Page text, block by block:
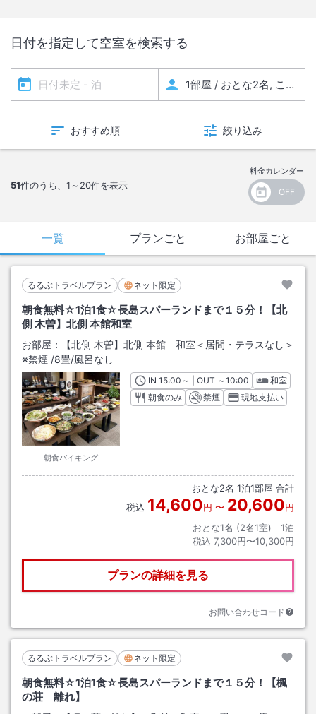
日付を指定して空室を検索する
おすすめ順 絞り込み
51件のうち、 1～20件を表示
料金カレンダー
一覧 プランごと お部屋ごと
るるぶトラベルプラン ネット限定
朝食無料☆1泊1食☆長島スパーランドまで１５分！【北
側 木曽】北側 本館和室
お部屋：
【北側 木曽】北側 本館 和室＜居間・テラスなし＞
※禁煙 /8畳/風呂なし
朝食バイキング
INチェックイン
15:00 ～ | OUT チェックアウト
～10:00
和室
朝食のみ
禁煙 現地支払い
おとな2名 1泊1部屋 合計
税込 14,600円 〜 20,600円
おとな1名 (2名1室)｜ 1泊
税込 7,300円〜10,300円
プランの詳細を見る
お問い合わせコード
るるぶトラベルプラン ネット限定
朝食無料☆1泊1食☆長島スパーランドまで１５分！【楓
の荘 離れ】